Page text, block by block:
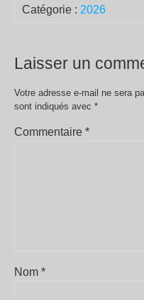
Catégorie : 2026
Laisser un
Votre adresse e-mail ne sera
sont indiqués avec *
Commentaire *
Nom *